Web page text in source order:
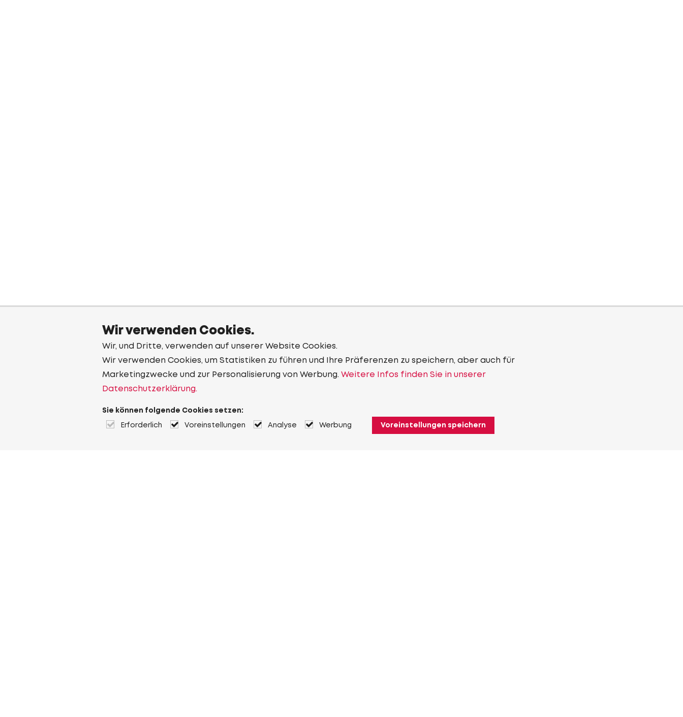
Wir verwenden Cookies.
Wir, und Dritte, verwenden auf unserer Website Cookies.
Wir verwenden Cookies, um Statistiken zu führen und Ihre Präferenzen zu speichern, aber auch für
Marketingzwecke und zur Personalisierung von Werbung. Weitere Infos finden Sie in unserer
Datenschutzerklärung.
Sie können folgende Cookies setzen:
Erforderlich Voreinstellungen Analyse Werbung Voreinstellungen speichern